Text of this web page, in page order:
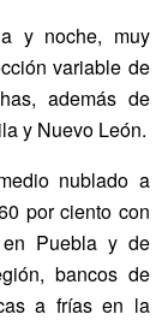
y noche, muy
variable de
además de
y Nuevo León.
nublado a
por ciento con
Puebla y de
bancos de
a frías en la